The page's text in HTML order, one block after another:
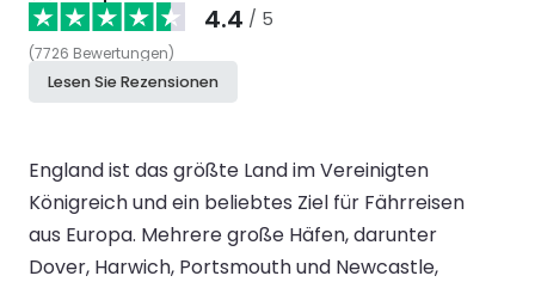
4.4 / 5
(7726 Bewertungen)
Lesen Sie Rezensionen
England ist das größte Land im Vereinigten
Königreich und ein beliebtes Ziel für Fährreisen
aus Europa. Mehrere große Häfen, darunter
Dover, Harwich, Portsmouth und Newcastle,